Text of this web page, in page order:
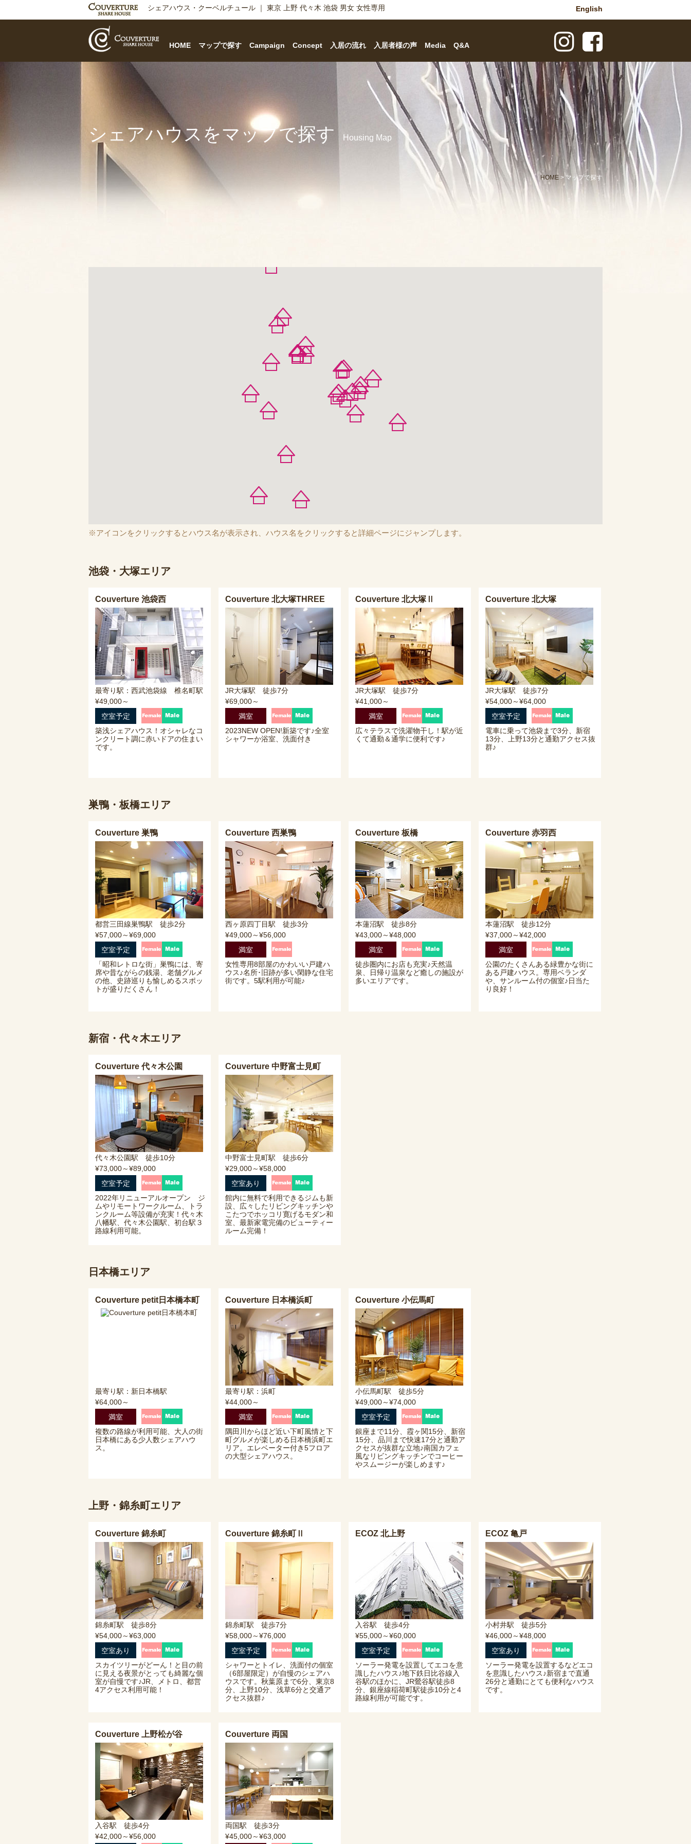
シェアハウス・クーベルチュール ｜ 東京 上野 代々木 池袋 男女 女性専用 English
HOME マップで探す Campaign Concept 入居の流れ 入居者様の声 Media Q&A
シェアハウスをマップで探す Housing Map
HOME > マップで探す
※アイコンをクリックするとハウス名が表示され、ハウス名をクリックすると詳細ページにジャンプします。
池袋・大塚エリア
Couverture 池袋西
最寄り駅：西武池袋線 椎名町駅
¥49,000～
空室予定
築浅シェアハウス！オシャレなコ
ンクリート調に赤いドアの住まい
です。
Couverture 北大塚THREE
JR大塚駅 徒歩7分
¥69,000～
満室
2023NEW OPEN!新築です♪全室
シャワーか浴室、洗面付き
Couverture 北大塚Ⅱ
JR大塚駅 徒歩7分
¥41,000～
満室
広々テラスで洗濯物干し！駅が近
くて通勤＆通学に便利です♪
Couverture 北大塚
JR大塚駅 徒歩7分
¥54,000～¥64,000
空室予定
電車に乗って池袋まで3分、新宿
13分、上野13分と通勤アクセス抜
群♪
巣鴨・板橋エリア
Couverture 巣鴨
都営三田線巣鴨駅 徒歩2分
¥57,000～¥69,000
空室予定
「昭和レトロな街」巣鴨には、寄
席や昔ながらの銭湯、老舗グルメ
の他、史跡巡りも愉しめるスポッ
トが盛りだくさん！
Couverture 西巣鴨
西ヶ原四丁目駅 徒歩3分
¥49,000～¥56,000
満室
女性専用8部屋のかわいい戸建ハ
ウス♪名所･旧跡が多い閑静な住宅
街です。5駅利用が可能♪
Couverture 板橋
本蓮沼駅 徒歩8分
¥43,000～¥48,000
満室
徒歩圏内にお店も充実♪天然温
泉、日帰り温泉など癒しの施設が
多いエリアです。
Couverture 赤羽西
本蓮沼駅 徒歩12分
¥37,000～¥42,000
満室
公園のたくさんある緑豊かな街に
ある戸建ハウス。専用ベランダ
や、サンルーム付の個室♪日当た
り良好！
新宿・代々木エリア
Couverture 代々木公園
代々木公園駅 徒歩10分
¥73,000～¥89,000
空室予定
2022年リニューアルオープン ジ
ムやリモートワークルーム、トラ
ンクルーム等設備が充実！代々木
八幡駅、代々木公園駅、初台駅３
路線利用可能。
Couverture 中野富士見町
中野富士見町駅 徒歩6分
¥29,000～¥58,000
空室あり
館内に無料で利用できるジムも新
設、広々したリビングキッチンや
こたつでホッコリ寛げるモダン和
室、最新家電完備のビューティー
ルーム完備！
日本橋エリア
Couverture petit日本橋本町
最寄り駅：新日本橋駅
¥64,000～
満室
複数の路線が利用可能、大人の街
日本橋にある少人数シェアハウ
ス。
Couverture 日本橋浜町
最寄り駅：浜町
¥44,000～
満室
隅田川からほど近い下町風情と下
町グルメが楽しめる日本橋浜町エ
リア。エレベーター付き5フロア
の大型シェアハウス。
Couverture 小伝馬町
小伝馬町駅 徒歩5分
¥49,000～¥74,000
空室予定
銀座まで11分、霞ヶ関15分、新宿
15分、品川まで快速17分と通勤ア
クセスが抜群な立地♪南国カフェ
風なリビングキッチンでコーヒー
やスムージーが楽しめます♪
上野・錦糸町エリア
Couverture 錦糸町
錦糸町駅 徒歩8分
¥54,000～¥63,000
空室あり
スカイツリーがどーん！と目の前
に見える夜景がとっても綺麗な個
室が自慢です♪JR、メトロ、都営
4アクセス利用可能！
Couverture 錦糸町Ⅱ
錦糸町駅 徒歩7分
¥58,000～¥76,000
空室予定
シャワーとトイレ、洗面付の個室
（6部屋限定）が自慢のシェアハ
ウスです。秋葉原まで6分、東京8
分、上野10分、浅草6分と交通ア
クセス抜群♪
ECOZ 北上野
入谷駅 徒歩4分
¥55,000～¥60,000
空室予定
ソーラー発電を設置してエコを意
識したハウス♪地下鉄日比谷線入
谷駅のほかに、JR鶯谷駅徒歩8
分、銀座線稲荷町駅徒歩10分と4
路線利用が可能です。
ECOZ 亀戸
小村井駅 徒歩5分
¥46,000～¥48,000
空室あり
ソーラー発電を設置するなどエコ
を意識したハウス♪新宿まで直通
26分と通勤にとても便利なハウス
です。
Couverture 上野松が谷
入谷駅 徒歩4分
¥42,000～¥56,000
Couverture 両国
両国駅 徒歩3分
¥45,000～¥63,000